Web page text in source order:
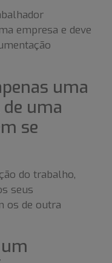
empresa e deve
uma
uma
se
do trabalho,
seus
os de outra